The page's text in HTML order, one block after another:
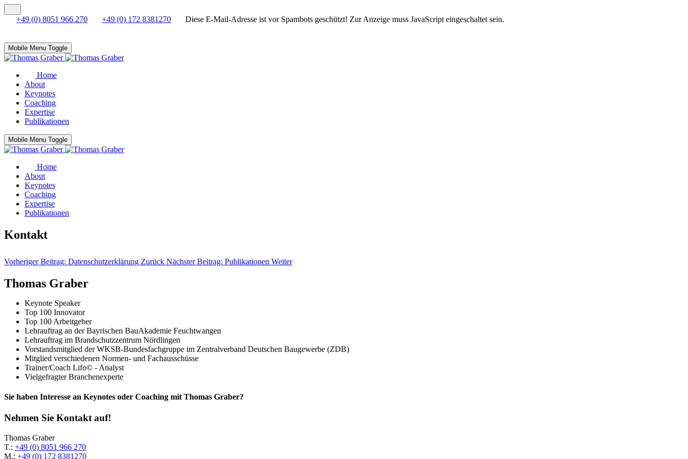
+49 (0) 8051 966 270 +49 (0) 172 8381270 Diese E-Mail-Adresse ist vor Spambots geschützt! Zur Anzeige muss JavaScript eingeschaltet sein.
Mobile Menu Toggle
Home
About
Keynotes
Coaching
Expertise
Publikationen
Mobile Menu Toggle
Home
About
Keynotes
Coaching
Expertise
Publikationen
Kontakt
Vorheriger Beitrag: Datenschutzerklärung Zurück Nächster Beitrag: Publikationen Weiter
Thomas Graber
Keynote Speaker
Top 100 Innovator
Top 100 Arbeitgeber
Lehrauftrag an der Bayrischen BauAkademie Feuchtwangen
Lehrauftrag im Brandschutzzentrum Nördlingen
Vorstandsmitglied der WKSB-Bundesfachgruppe im Zentralverband Deutschen Baugewerbe (ZDB)
Mitglied verschiedenen Normen- und Fachausschüsse
Trainer/Coach Lifo© - Analyst
Vielgefragter Branchenexperte
Sie haben Interesse an Keynotes oder Coaching mit Thomas Graber?
Nehmen Sie Kontakt auf!
Thomas Graber
T.: +49 (0) 8051 966 270
M.: +49 (0) 172 8381270